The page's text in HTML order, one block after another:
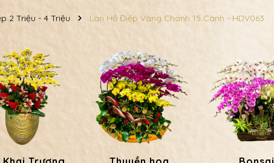
2 Triệu - 4 Triệu Lan Hồ Điệp Vàng Chanh 15 Cành - HDV063